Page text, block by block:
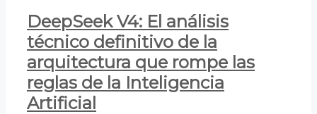
DeepSeek V4: El análisis
técnico definitivo de la
arquitectura que rompe las
reglas de la Inteligencia
Artificial